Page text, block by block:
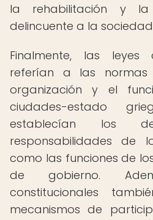
la rehabilitación y la
delincuente a la
Finalmente, las leyes
referían a las
organización y el
ciudades-estado
establecían los
responsabilidades de
como las funciones de
de gobierno.
constitucionales
mecanismos de